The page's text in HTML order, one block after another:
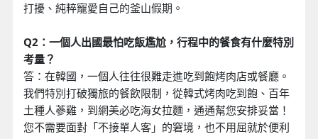
打擾、純粹寵愛自己的釜山假期。
Q2：一個人出國最怕吃飯尷尬，行程中的餐食有什麼特別
考量？
答：在韓國，一個人往往很難走進吃到飽烤肉店或餐廳。
我們特別打破獨旅的餐飲限制，從韓式烤肉吃到飽、百年
土種人蔘雞，到網美必吃海女拉麵，通通幫您安排妥當！
您不需要面對「不接單人客」的窘境，也不用屈就於便利